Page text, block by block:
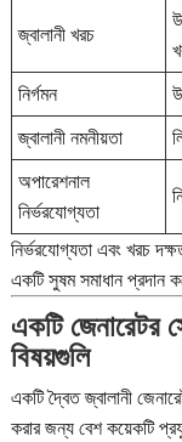
জ্বালানী খরচ
নির্গমন
জ্বালানী নমনীয়তা
অপারেশনাল
নির্ভরযোগ্যতা
নির্ভরযোগ্যতা এবং খরচ
একটি সুষম সমাধান প্রদান
একটি জেনারেটর
বিষয়গুলি
একটি দ্বৈত জ্বালানী
করার জন্য বেশ কয়েকটি